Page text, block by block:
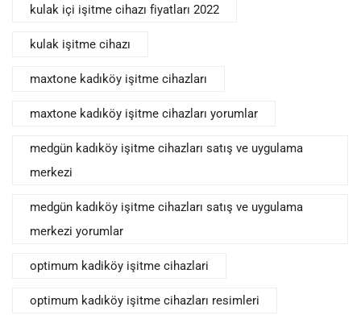
kulak içi işitme cihazı fiyatları 2022
kulak işitme cihazı
maxtone kadıköy işitme cihazları
maxtone kadıköy işitme cihazları yorumlar
medgün kadıköy işitme cihazları satış ve uygulama
merkezi
medgün kadıköy işitme cihazları satış ve uygulama
merkezi yorumlar
optimum kadiköy işitme cihazlari
optimum kadıköy işitme cihazları resimleri